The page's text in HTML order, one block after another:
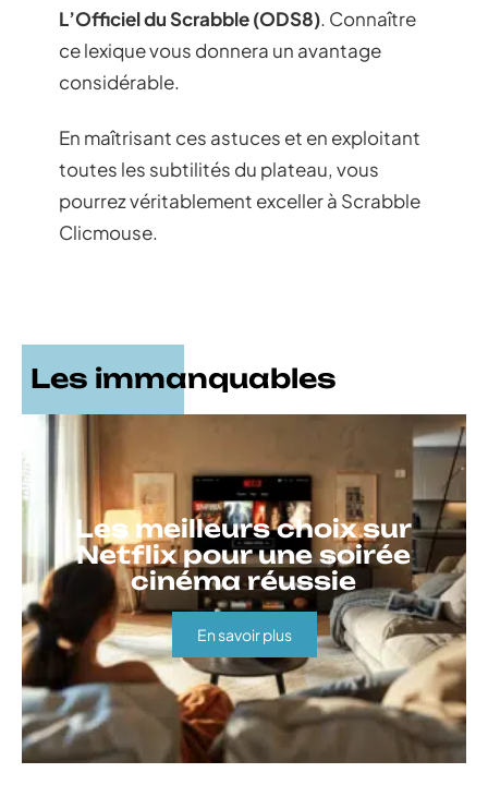
L’Officiel du Scrabble (ODS8). Connaître
ce lexique vous donnera un avantage
considérable.
En maîtrisant ces astuces et en exploitant
toutes les subtilités du plateau, vous
pourrez véritablement exceller à Scrabble
Clicmouse.
Les immanquables
Les meilleurs choix sur
Netflix pour une soirée
cinéma réussie
En savoir plus